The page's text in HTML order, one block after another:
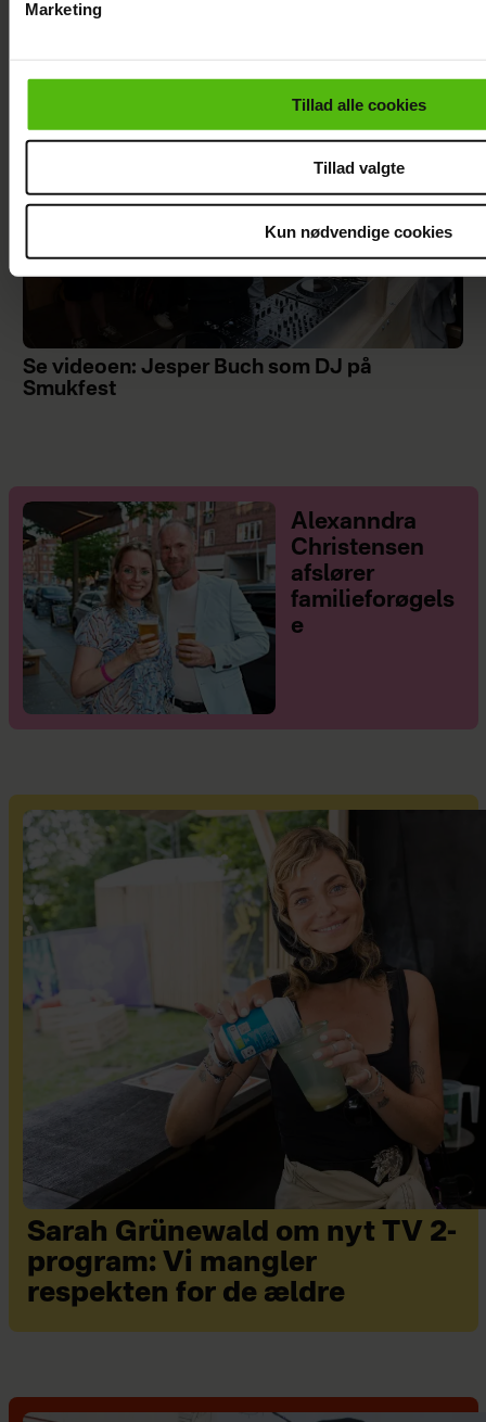
cookiepolitik.
Marketing
Tillad alle cookies
Tillad valgte
Kun nødvendige cookies
Forløseligt og skønt
Se videoen: Jesper Buch som DJ på
Smukfest
Alexanndra
Christensen
afslører
familieforøgels
e
Sarah Grünewald om nyt TV 2-
program: Vi mangler
respekten for de ældre